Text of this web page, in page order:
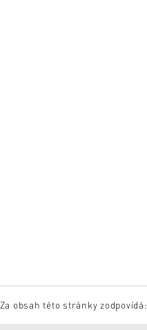
Za obsah této stránky zodpovídá: